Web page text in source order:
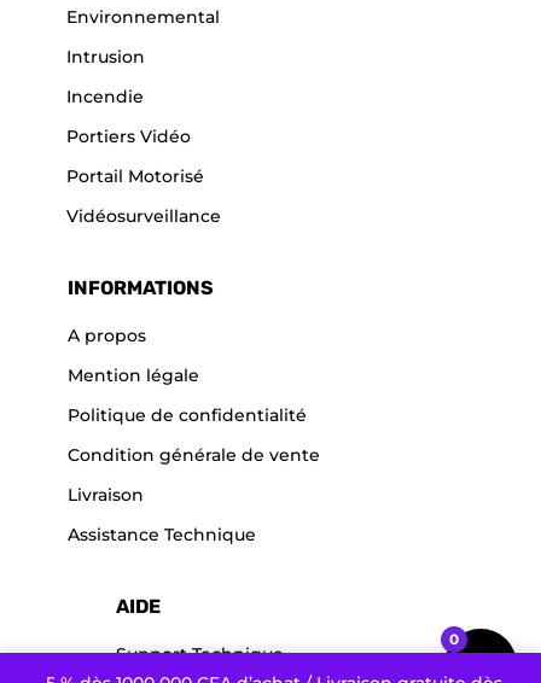
Environnemental
Intrusion
Incendie
Portiers Vidéo
Portail Motorisé
Vidéosurveillance
INFORMATIONS
A propos
Mention légale
Politique de confidentialité
Condition générale de vente
Livraison
Assistance Technique
AIDE
Support Technique
0